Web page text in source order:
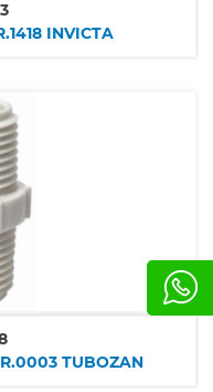
INVICTA
TUBOZAN